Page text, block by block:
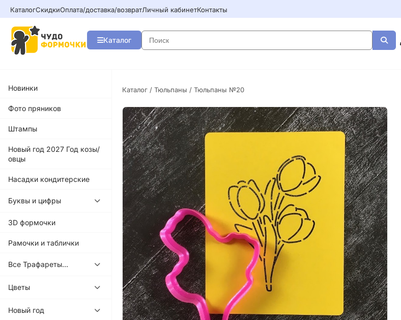
КаталогСкидкиОплата/доставка/возвратЛичный кабинетКонтакты
Каталог
Новинки
Фото пряников
Штампы
Новый год 2027 Год козы/
овцы
Насадки кондитерские
Буквы и цифры
3D формочки
Рамочки и таблички
Все Трафареты...
Цветы
Новый год
Каталог / Тюльпаны / Тюльпаны №20